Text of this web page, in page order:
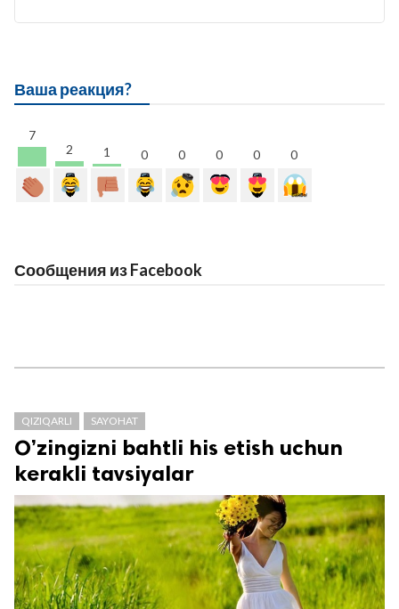
Ваша реакция?
7
2
1 0 0 0 0 0
Сообщения из Facebook
QIZIQARLI SAYOHAT
O’zingizni bahtli his etish uchun
kerakli tavsiyalar